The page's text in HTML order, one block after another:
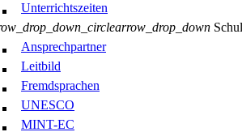
Unterrichtszeiten
arrow_drop_down
Ansprechpartner
Leitbild
Fremdsprachen
UNESCO
MINT-EC